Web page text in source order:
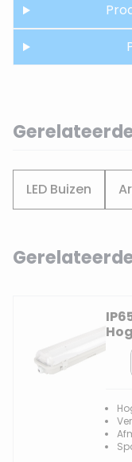
LED Buizen
Navigating
Press to skip